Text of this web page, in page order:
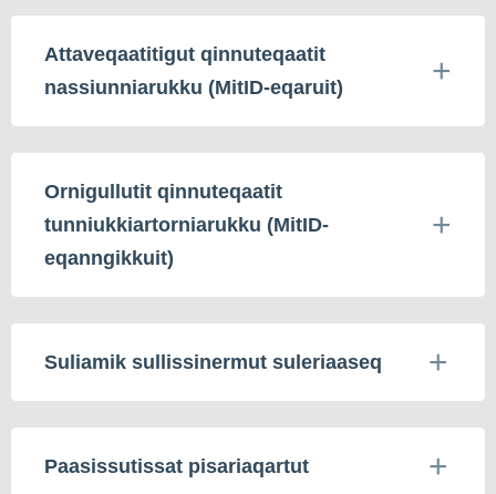
Attaveqaatitigut qinnuteqaatit
nassiunniarukku (MitID-eqaruit)
Ornigullutit qinnuteqaatit
tunniukkiartorniarukku (MitID-
eqanngikkuit)
Suliamik sullissinermut suleriaaseq
Paasissutissat pisariaqartut